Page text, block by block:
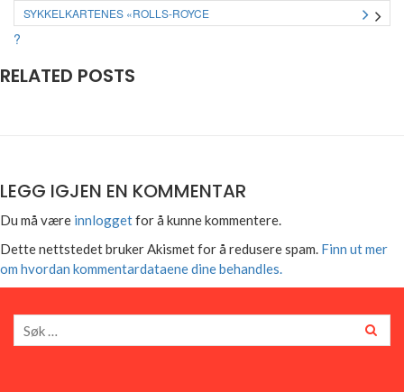
SYKKELKARTENES «ROLLS-ROYCE
?
RELATED POSTS
LEGG IGJEN EN KOMMENTAR
Du må være innloggetfor å kunne kommentere.
Dette nettstedet bruker Akismet for å redusere spam. Finn ut mer
om hvordan kommentardataene dine behandles.